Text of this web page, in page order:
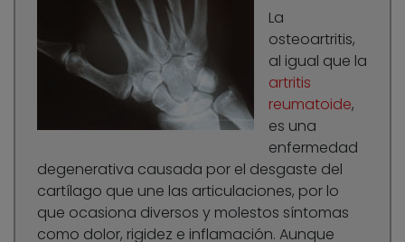
La
osteoartritis,
al igual que la
artritis
reumatoide,
es una
enfermedad
degenerativa causada por el desgaste del
cartílago que une las articulaciones, por lo
que ocasiona diversos y molestos síntomas
como dolor, rigidez e inflamación. Aunque